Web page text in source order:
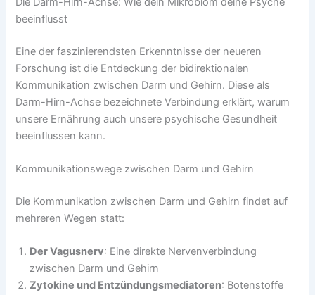
beeinflusst
Eine der faszinierendsten Erkenntnisse der neueren
Forschung ist die Entdeckung der bidirektionalen
Kommunikation zwischen Darm und Gehirn. Diese als
Darm-Hirn-Achse bezeichnete Verbindung erklärt, warum
unsere Ernährung auch unsere psychische Gesundheit
beeinflussen kann.
Kommunikationswege zwischen Darm und Gehirn
Die Kommunikation zwischen Darm und Gehirn findet auf
mehreren Wegen statt:
Der Vagusnerv: Eine direkte Nervenverbindung
zwischen Darm und Gehirn
Zytokine und Entzündungsmediatoren: Botenstoffe